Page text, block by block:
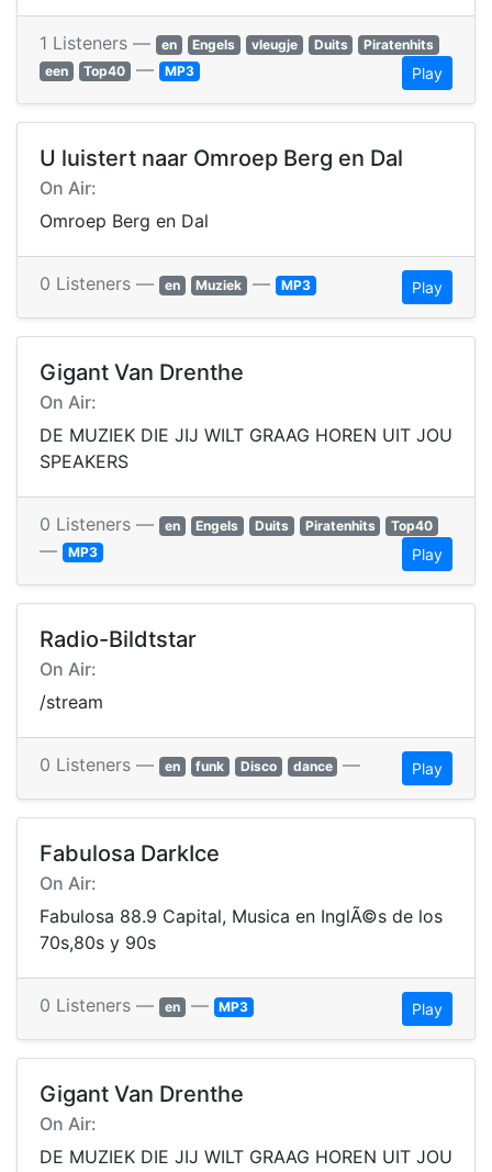
1 Listeners — en Engels vleugje Duits
Piratenhits
een
Top40 — MP3 Play
U luistert naar Omroep Berg en Dal
On Air:
Omroep Berg en Dal
0 Listeners — en Muziek — MP3 Play
Gigant Van Drenthe
On Air:
DE MUZIEK DIE JIJ WILT GRAAG HOREN UIT JOU
SPEAKERS
0 Listeners — en Engels Duits Piratenhits Top40
— MP3 Play
Radio-Bildtstar
On Air:
/stream
0 Listeners — en funk Disco dance — Play
Fabulosa DarkIce
On Air:
Fabulosa 88.9 Capital, Musica en InglÃ©s de los
70s,80s y 90s
0 Listeners — en — MP3 Play
Gigant Van Drenthe
On Air:
DE MUZIEK DIE JIJ WILT GRAAG HOREN UIT JOU